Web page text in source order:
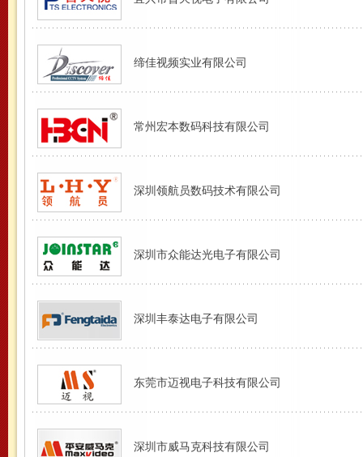
缔佳视频实业有限公司
常州宏本数码科技有限公司
深圳领航员数码技术有限公司
深圳市众能达光电子有限公司
深圳丰泰达电子有限公司
东莞市迈视电子科技有限公司
深圳市威马克科技有限公司